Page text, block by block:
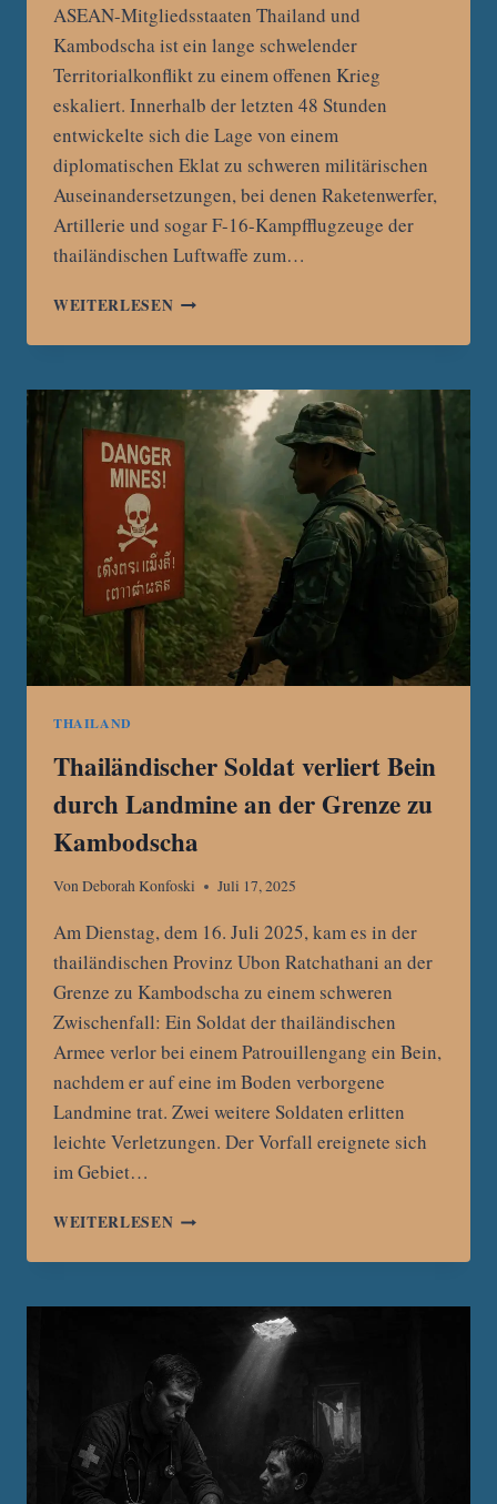
ASEAN-Mitgliedsstaaten Thailand und
Kambodscha ist ein lange schwelender
Territorialkonflikt zu einem offenen Krieg
eskaliert. Innerhalb der letzten 48 Stunden
entwickelte sich die Lage von einem
diplomatischen Eklat zu schweren militärischen
Auseinandersetzungen, bei denen Raketenwerfer,
Artillerie und sogar F-16-Kampfflugzeuge der
thailändischen Luftwaffe zum…
WEITERLESENPULVERFASS
VOM
ZUM
OFFENEN
KRIEG
THAILAND
Thailändischer Soldat verliert Bein
durch Landmine an der Grenze zu
Kambodscha
VonDeborah Konfoski Juli 17, 2025
Am Dienstag, dem 16. Juli 2025, kam es in der
thailändischen Provinz Ubon Ratchathani an der
Grenze zu Kambodscha zu einem schweren
Zwischenfall: Ein Soldat der thailändischen
Armee verlor bei einem Patrouillengang ein Bein,
nachdem er auf eine im Boden verborgene
Landmine trat. Zwei weitere Soldaten erlitten
leichte Verletzungen. Der Vorfall ereignete sich
im Gebiet…
WEITERLESENTHAILÄNDISCHER
VERLIERT
DURCH
LANDMINE
AN
DER
GRENZE
ZU
KAMBODSCHA